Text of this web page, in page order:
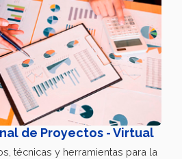
de Proyectos - Virtual
técnicas y herramientas para la